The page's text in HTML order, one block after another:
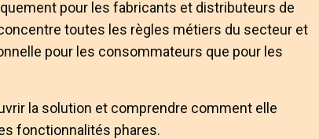
pour les fabricants et distributeurs de
toutes les règles métiers du secteur et
pour les consommateurs que pour les
la solution et comprendre comment elle
fonctionnalités phares.